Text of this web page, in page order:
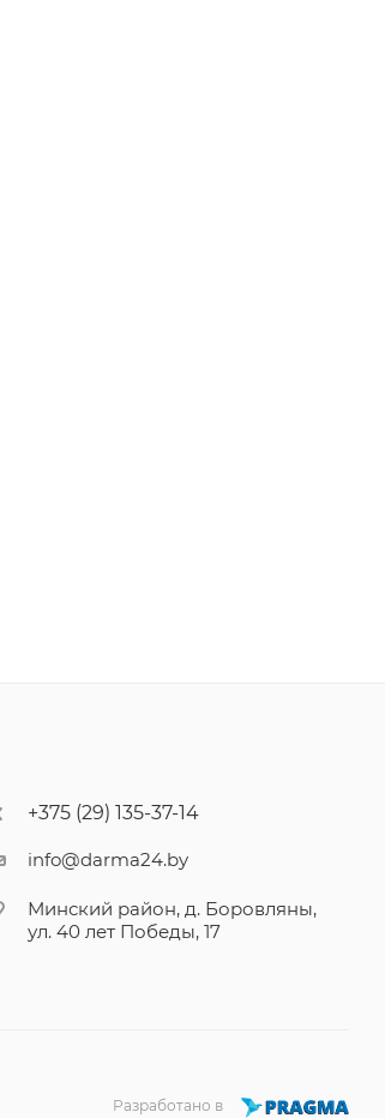
+375 (29) 135-37-14
info@darma24.by
Минский район, д. Боровляны,
ул. 40 лет Победы, 17
Разработано в